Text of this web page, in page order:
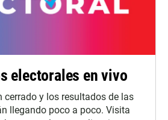
electorales en vivo
cerrado y los resultados de las
llegando poco a poco. Visita